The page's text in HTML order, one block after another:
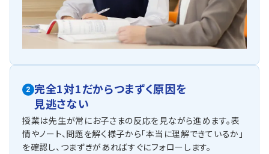
2 完全1対1だからつまずく原因を
見逃さない
授業は先生が常にお子さまの反応を見ながら進めます。表
情やノート、問題を解く様子から「本当に理解できているか」
を確認し、つまずきがあればすぐにフォローします。